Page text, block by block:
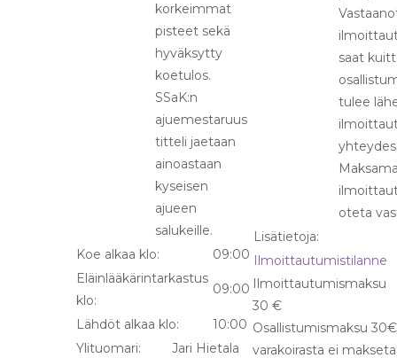
korkeimmat
pisteet sekä
hyväksytty
koetulos.
SSaK:n
ajuemestaruus
titteli jaetaan
ainoastaan
kyseisen
ajueen
salukeille.
Koe alkaa klo:
09:00
Eläinlääkärintarkastus
klo:
09:00
Lähdöt alkaa klo:
10:00
Ylituomari:
Jari Hietala
saat
tulee
oteta
Lisätietoja:
Ilmoittautumistilanne
Ilmoittautumismaksu
30 €
Osallistumismaksu
varakoirasta ei makseta